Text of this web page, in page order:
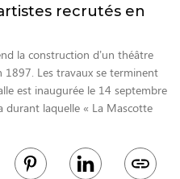
recrutés en
la construction d’un théâtre
1897. Les travaux se terminent
est inaugurée le 14 septembre
durant laquelle « La Mascotte